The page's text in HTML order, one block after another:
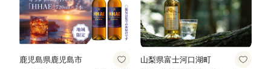
鹿児島県鹿児島市 山梨県富士河口湖町